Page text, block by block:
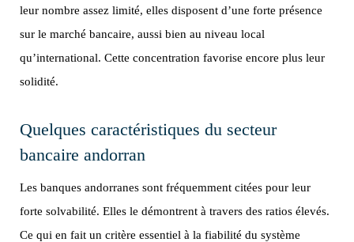
leur nombre assez limité, elles disposent d’une forte présence
sur le marché bancaire, aussi bien au niveau local
qu’international. Cette concentration favorise encore plus leur
solidité.
Quelques caractéristiques du secteur
bancaire andorran
Les banques andorranes sont fréquemment citées pour leur
forte solvabilité. Elles le démontrent à travers des ratios élevés.
Ce qui en fait un critère essentiel à la fiabilité du système